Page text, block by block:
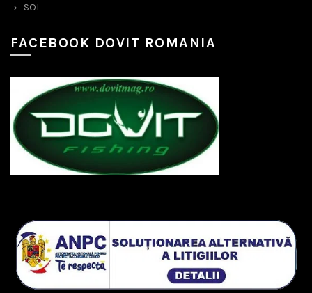
SOL
FACEBOOK DOVIT ROMANIA